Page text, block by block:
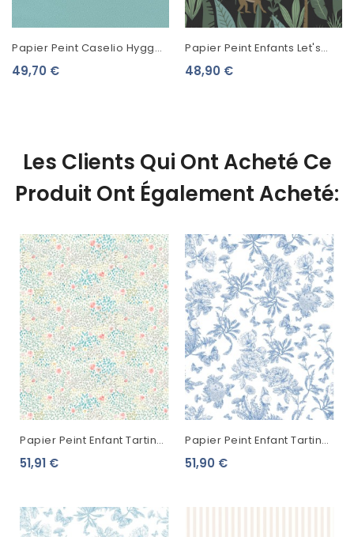
Papier Peint Caselio Hygge
Goma Vert Amande
49,70 €
Papier Peint Enfants Let's
Play! Esta Home Petits
48,90 €
Les Clients Qui Ont Acheté Ce
Produit Ont Également Acheté:
Papier Peint Enfant Tartine
& Chocolat Parterre Fleuri
51,91 €
Papier Peint Enfant Tartine
& Chocolat Hérissons Bleu
51,90 €